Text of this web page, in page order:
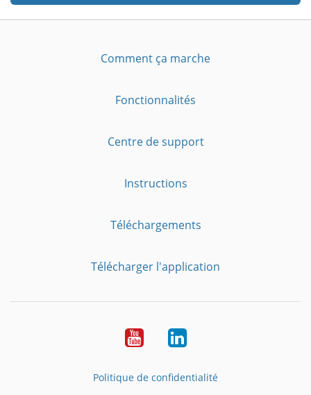
Comment ça marche
Fonctionnalités
Centre de support
Instructions
Téléchargements
Télécharger l'application
YouTubeLinkedIn
Politique de confidentialité